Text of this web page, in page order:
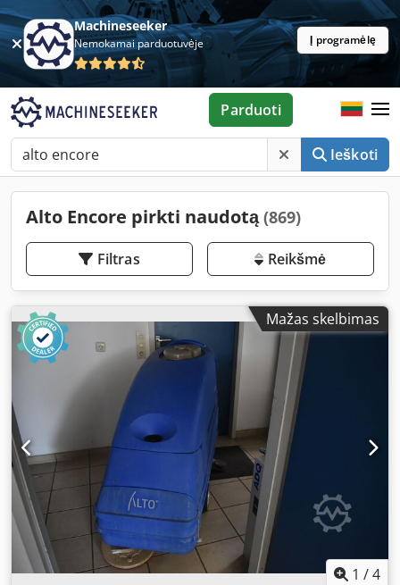
Machineseeker
Nemokamai parduotuvėje Į programėlę
Ieškoti
Parduoti
Alto Encore pirkti naudotą(869)
Filtras Reikšmė
Mažas skelbimas
1 /4